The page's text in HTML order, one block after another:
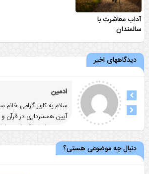
آداب معاشرت با
سالمندان
دیدگاههای اخیر
ادمین
سلام به کاربر گرامی خانم
آيين همسرداری در قرآن
رضایت شما واقع شد
... ادامه
دنبال چه موضوعی هستی؟